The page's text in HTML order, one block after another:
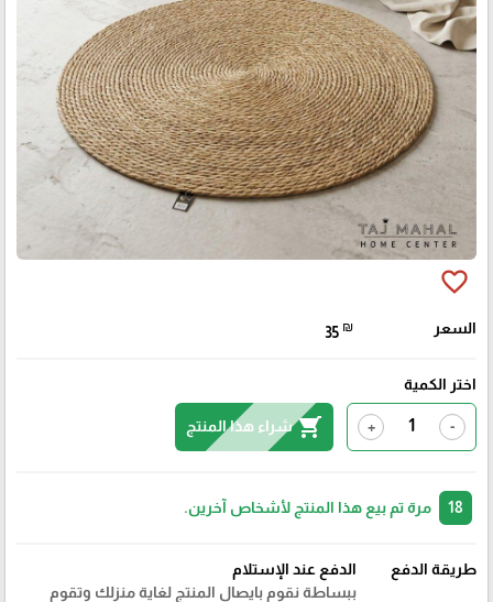
favorite_border
السعر 35 ₪
اختر الكمية
-
+
shopping_cartشراء هذا المنتج
مرة تم بيع هذا المنتج لأشخاص آخرين.
طريقة الدفع
الدفع عند الإستلام
ببساطة نقوم بايصال المنتج لغاية منزلك وتقوم